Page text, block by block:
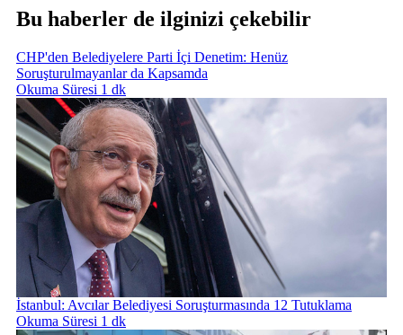
Bu haberler de ilginizi çekebilir
CHP'den Belediyelere Parti İçi Denetim: Henüz
Soruşturulmayanlar da Kapsamda
Okuma Süresi 1 dk
İstanbul: Avcılar Belediyesi Soruşturmasında 12 Tutuklama
Okuma Süresi 1 dk